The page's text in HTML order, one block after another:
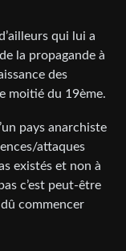
qui lui a
la propagande à
des
moitié du 19ème.
pays anarchiste
attaques
existés et non à
c’est peut-être
commencer